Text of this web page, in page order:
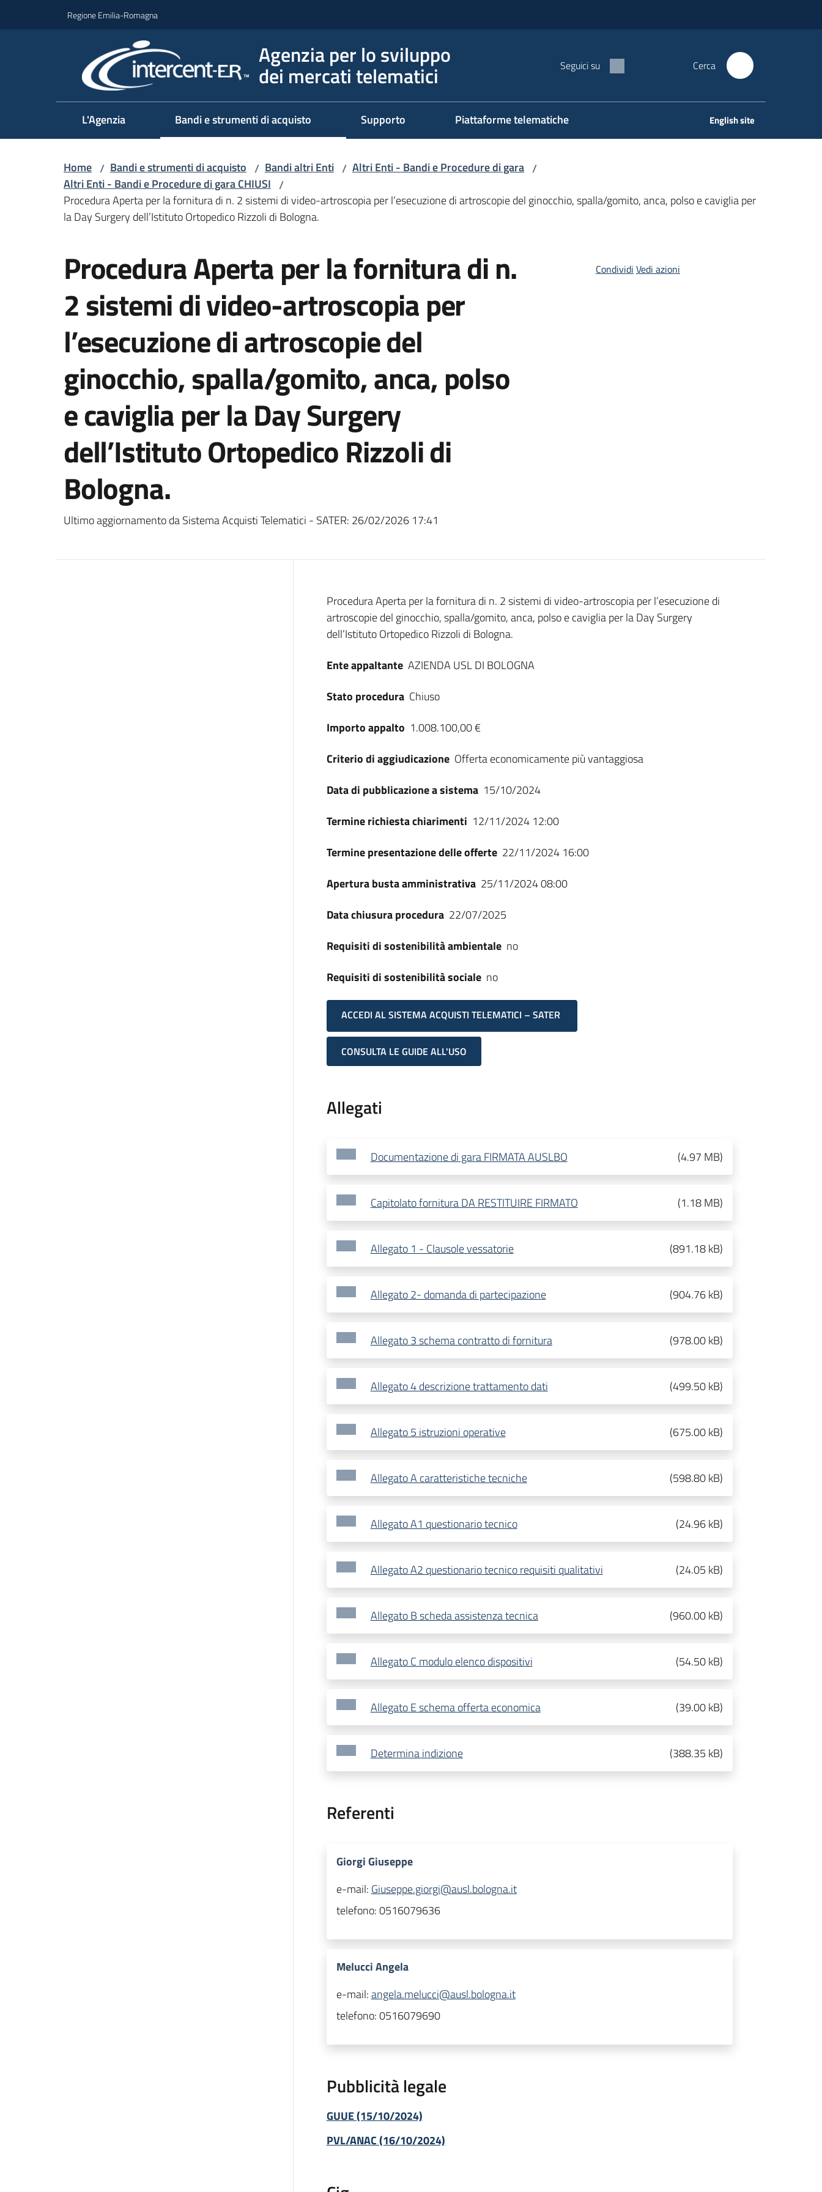
Regione Emilia-Romagna
Agenzia per lo sviluppo
dei mercati telematici Seguici su Cerca
L'Agenzia Bandi e strumenti di acquisto Supporto Piattaforme telematiche English site
Home / Bandi e strumenti di acquisto / Bandi altri Enti / Altri Enti - Bandi e Procedure di gara /
Altri Enti - Bandi e Procedure di gara CHIUSI /
Procedura Aperta per la fornitura di n. 2 sistemi di video-artroscopia per l’esecuzione di artroscopie del ginocchio, spalla/gomito, anca, polso e caviglia per
la Day Surgery dell’Istituto Ortopedico Rizzoli di Bologna.
Procedura Aperta per la fornitura di n.
2 sistemi di video-artroscopia per
l’esecuzione di artroscopie del
ginocchio, spalla/gomito, anca, polso
e caviglia per la Day Surgery
dell’Istituto Ortopedico Rizzoli di
Bologna.
Ultimo aggiornamento da Sistema Acquisti Telematici - SATER: 26/02/2026 17:41
Condividi Vedi azioni
Dati del bando
Procedura Aperta per la fornitura di n. 2 sistemi di video-artroscopia per l’esecuzione di
artroscopie del ginocchio, spalla/gomito, anca, polso e caviglia per la Day Surgery
dell’Istituto Ortopedico Rizzoli di Bologna.
Ente appaltante AZIENDA USL DI BOLOGNA
Stato procedura Chiuso
Importo appalto 1.008.100,00 €
Criterio di aggiudicazione Offerta economicamente più vantaggiosa
Data di pubblicazione a sistema 15/10/2024
Termine richiesta chiarimenti 12/11/2024 12:00
Termine presentazione delle offerte 22/11/2024 16:00
Apertura busta amministrativa 25/11/2024 08:00
Data chiusura procedura 22/07/2025
Requisiti di sostenibilità ambientale no
Requisiti di sostenibilità sociale no
ACCEDI AL SISTEMA ACQUISTI TELEMATICI – SATER
CONSULTA LE GUIDE ALL'USO
Allegati
Documentazione di gara FIRMATA AUSLBO (4.97 MB)
Capitolato fornitura DA RESTITUIRE FIRMATO (1.18 MB)
Allegato 1 - Clausole vessatorie (891.18 kB)
Allegato 2- domanda di partecipazione (904.76 kB)
Allegato 3 schema contratto di fornitura (978.00 kB)
Allegato 4 descrizione trattamento dati (499.50 kB)
Allegato 5 istruzioni operative (675.00 kB)
Allegato A caratteristiche tecniche (598.80 kB)
Allegato A1 questionario tecnico (24.96 kB)
Allegato A2 questionario tecnico requisiti qualitativi (24.05 kB)
Allegato B scheda assistenza tecnica (960.00 kB)
Allegato C modulo elenco dispositivi (54.50 kB)
Allegato E schema offerta economica (39.00 kB)
Determina indizione (388.35 kB)
Referenti
Giorgi Giuseppe
e-mail: Giuseppe.giorgi@ausl.bologna.it
telefono:0516079636
Melucci Angela
e-mail:angela.melucci@ausl.bologna.it
telefono:0516079690
Pubblicità legale
GUUE (15/10/2024)
PVL/ANAC (16/10/2024)